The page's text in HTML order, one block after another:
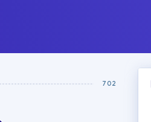
702